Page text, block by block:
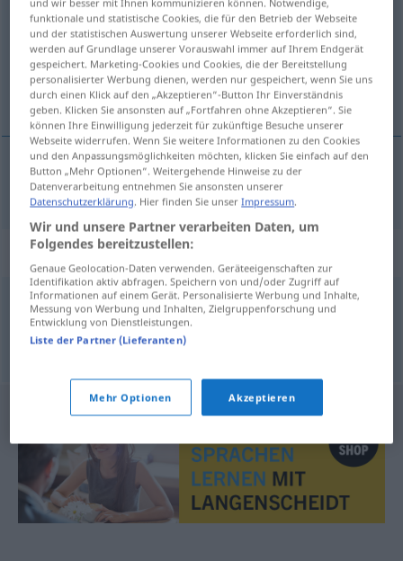
Übersicht aller Übersetzungen
(Für mehr Details die Übersetzung anklicken/antippen)
дружество
дружество Verein
Synonyme für "Verein"
Zusammenschluss,Vereinigung,Verband
funktionale und statistische Cookies, die für den Betrieb der Webseite
und der statistischen Auswertung unserer Webseite erforderlich sind,
werden auf Grundlage unserer Vorauswahl immer auf Ihrem Endgerät
gespeichert. Marketing-Cookies und Cookies, die der Bereitstellung
personalisierter Werbung dienen, werden nur gespeichert, wenn Sie uns
durch einen Klick auf den „Akzeptieren“-Button Ihr Einverständnis
geben. Klicken Sie ansonsten auf „Fortfahren ohne Akzeptieren“. Sie
können Ihre Einwilligung jederzeit für zukünftige Besuche unserer
Webseite widerrufen. Wenn Sie weitere Informationen zu den Cookies
und den Anpassungsmöglichkeiten möchten, klicken Sie einfach auf den
Button „Mehr Optionen“. Weitergehende Hinweise zu der
Datenverarbeitung entnehmen Sie ansonsten unserer
Datenschutzerklärung . Hier finden Sie unserImpressum
Wir und unsere Partner verarbeiten Daten, um
Folgendes bereitzustellen:
Genaue Geolocation-Daten verwenden. Geräteeigenschaften zur
Identifikation aktiv abfragen. Speichern von und/oder Zugriff auf
Informationen auf einem Gerät. Personalisierte Werbung und Inhalte,
Messung von Werbung und Inhalten, Zielgruppenforschung und
Entwicklung von Dienstleistungen.
Liste der Partner (Lieferanten)
Mehr Optionen Akzeptieren